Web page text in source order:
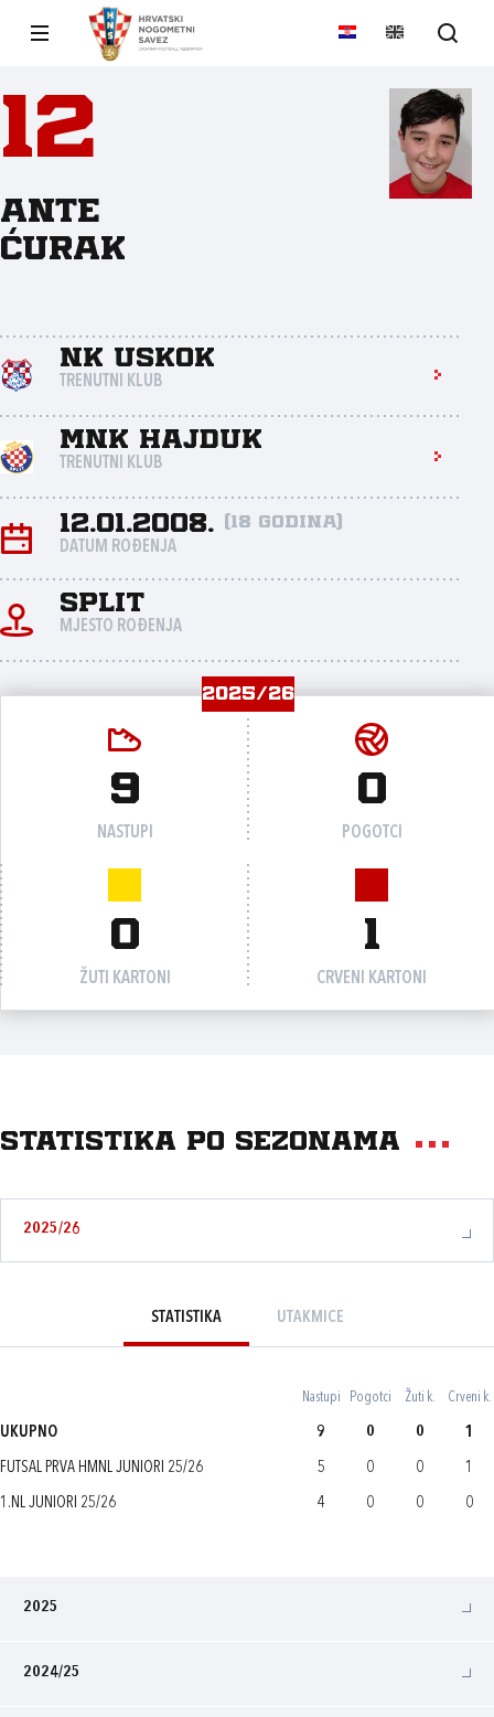
12
Ante
Ćurak
NK Uskok
TRENUTNI KLUB
MNK Hajduk
TRENUTNI KLUB
12.01.2008. (18 godina)
DATUM ROĐENJA
Split
MJESTO ROĐENJA
2025/26
9
NASTUPI
0
POGOTCI
0
ŽUTI KARTONI
1
CRVENI KARTONI
Statistika po sezonama
2025/26
STATISTIKA UTAKMICE
Nastupi Pogotci Žuti k. Crveni k.
UKUPNO 9 0 0 1
FUTSAL PRVA HMNL JUNIORI 25/26 5 0 0 1
1.NL JUNIORI 25/26 4 0 0 0
2025
2024/25